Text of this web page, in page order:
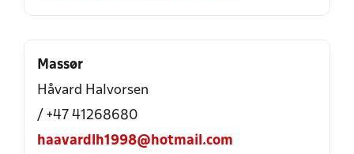
Massør
Håvard Halvorsen
/ +47 41268680
haavardlh1998@hotmail.com